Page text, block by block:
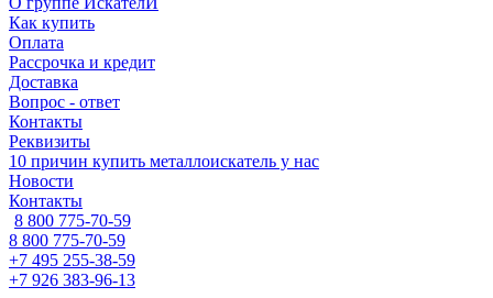
Как купить
Оплата
Рассрочка и кредит
Доставка
Вопрос - ответ
Контакты
Реквизиты
10 причин купить металлоискатель у нас
Новости
Контакты
8 800 775-70-59
8 800 775-70-59
+7 495 255-38-59
+7 926 383-96-13